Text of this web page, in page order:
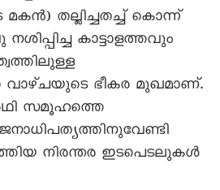
തല്ലിച്ചതച്ച് കൊന്ന്
കാട്ടാളത്തവും
വാഴ്ചയുടെ ഭീകര മുഖമാണ്.
സമൂഹത്തെ
നിരന്തര ഇടപെടലുകൾ